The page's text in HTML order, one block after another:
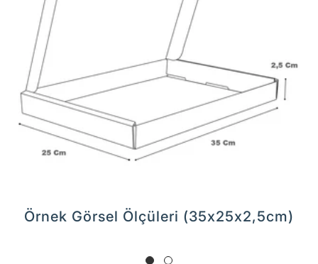
Örnek Görsel Ölçüleri (35x25x2,5cm)